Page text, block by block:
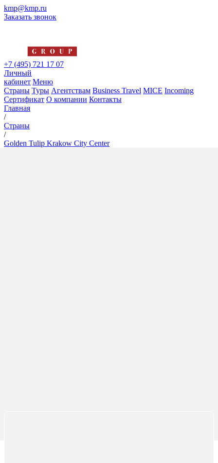
kmp@kmp.ru
Заказать звонок
+7 (495) 721 17 07
Личный
кабинет Меню
Страны Туры Агентствам Business Travel MICE Incoming
Сертификат О компании Контакты
Главная
/
Страны
/
Golden Tulip Krakow City Center